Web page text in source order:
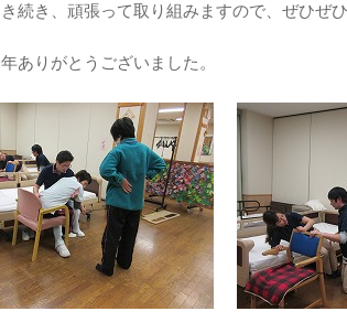
続き、頑張って取り組みますので、ぜひぜ
ありがとうございました。